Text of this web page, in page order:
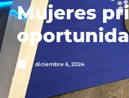
Mujeres
diciembre 6, 2024